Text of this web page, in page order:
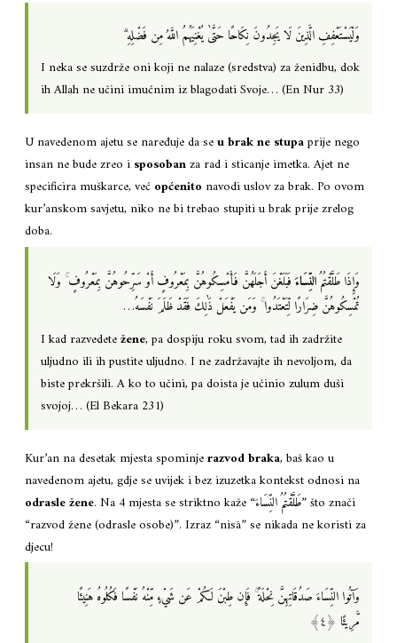
وَلْيَسْتَعْفِفِ الَّذِينَ لَا يَجِدُونَ نِكَاحًا حَتَّىٰ يُغْنِيَهُمُ اللَّهُ مِن فَضْلِهِ ۗ
I neka se suzdrže oni koji ne nalaze (sredstva) za ženidbu, dok
ih Allah ne učini imućnim iz blagodati Svoje… (En Nur 33)
U navedenom ajetu se naređuje da seu brak ne stupaprije nego
insan ne bude zreo i sposobanza rad i sticanje imetka. Ajet ne
specificira muškarce, već općenito navodi uslov za brak. Po ovom
kur’anskom savjetu, niko ne bi trebao stupiti u brak prije zrelog
doba.
وَإِذَا طَلَّقْتُمُالنِّسَاءَفَبَلَغْنَ أَجَلَهُنَّ فَأَمْسِكُوهُنَّ بِمَعْرُوفٍ أَوْ سَرِّحُوهُنَّ بِمَعْرُوفٍۚ وَلَا
تُمْسِكُوهُنَّ ضِرَارًا لِّتَعْتَدُواۚ وَمَن يَفْعَلْ ذَٰلِكَ فَقَدْ ظَلَمَ نَفْسَهُ…
I kad razvedetežene, pa dospiju roku svom, tad ih zadržite
uljudno ili ih pustite uljudno. I ne zadržavajte ih nevoljom, da
biste prekršili. A ko to učini, pa doista je učinio zulum duši
svojoj… (El Bekara 231)
Kur’an na desetak mjesta spominjerazvod braka, baš kao u
navedenom ajetu, gdje se uvijek i bez izuzetka kontekst odnosi na
odrasle žene. Na 4 mjesta se striktno kaže “طَلَّقْتُمُ النِّسَاءَ” što znači
“razvod žene (odrasle osobe)”. Izraz “nisā” se nikada ne koristi za
djecu!
وَآتُوا النِّسَاءَ صَدُقَاتِهِنَّ نِحْلَةًۚ فَإِن طِبْنَ لَكُمْ عَن شَيْءٍ مِّنْهُ نَفْسًا فَكُلُوهُ هَنِيئًا
مَّرِيئًا